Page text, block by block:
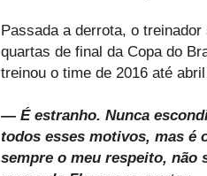
Passada a derrota, o
quartas de final da Copa do
treinou o time de 2016 até
— É estranho. Nunca
todos esses motivos, mas é
sempre o meu respeito, não